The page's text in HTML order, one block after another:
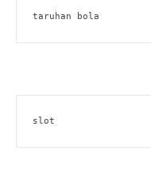
taruhan bola
slot